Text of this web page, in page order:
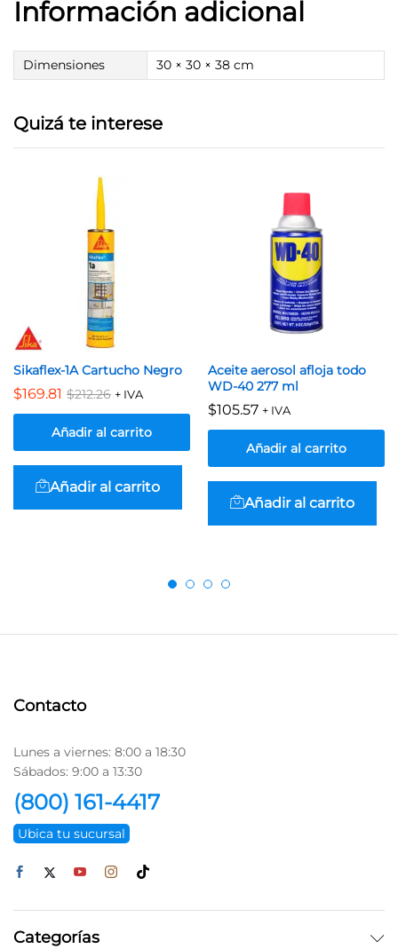
Información adicional
Dimensiones 30 × 30 × 38 cm
Quizá te interese
Sikaflex-1A Cartucho Negro
$169.81 $212.26 + IVA
Añadir al carrito
Añadir al carrito
Aceite aerosol afloja todo
WD-40 277 ml
$105.57 + IVA
Añadir al carrito
Añadir al carrito
Contacto
Lunes a viernes: 8:00 a 18:30
Sábados: 9:00 a 13:30
(800) 161-4417
Ubica tu sucursal
Categorías